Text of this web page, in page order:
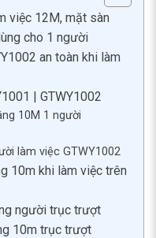
việc 12M, mặt sàn
cho 1 người
an toàn khi làm
| GTWY1002
10M 1 người
làm việc GTWY1002
10m khi làm việc trên
người trục trượt
10m trục trượt